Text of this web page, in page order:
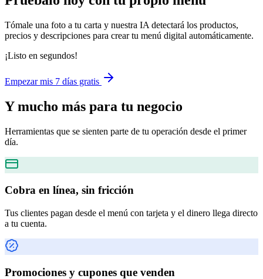
Tómale una foto a tu carta y nuestra IA detectará los productos,
precios y descripciones para crear tu menú digital automáticamente.
¡Listo en segundos!
Empezar mis 7 días gratis
Y mucho más para tu negocio
Herramientas que se sienten parte de tu operación desde el primer
día.
Cobra en línea, sin fricción
Tus clientes pagan desde el menú con tarjeta y el dinero llega directo
a tu cuenta.
Promociones y cupones que venden